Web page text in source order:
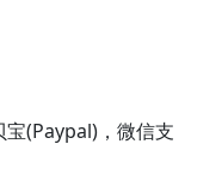
(Paypal)，微信支